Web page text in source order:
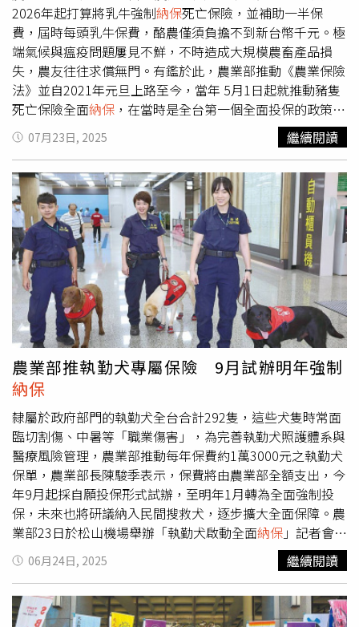
衛．坎德拉（David Kandela）在引導象群時遭攻擊，並被
象群拖入叢林，最終不幸喪命。康拉迪之死引發各界對野生
動物保護區安全規範的關注，專家提醒，即便是具多年經驗
的專業人士，也必須保持高度謹慎，因為大象雖看似溫和，
但在某些情況下可能表現出極端攻擊性。康拉迪長期致力於
野生動物保護，尤其對大象懷有高度熱情，經常親自拍攝牠
們。（圖／翻攝自Gondwana臉書）
2026年起打算將乳牛強制納保死亡保險，並補助一半保
費，屆時每頭乳牛保費，酪農僅須負擔不到新台幣千元。極
端氣候與瘟疫問題屢見不鮮，不時造成大規模農畜產品損
失，農友往往求償無門。有鑑於此，農業部推動《農業保險
法》並自2021年元旦上路至今，當年 5月1日起就推動豬隻
死亡保險全面納保 ，在當時是全台第一個全面投保的政策性
農業保險，希望透過保險降低農民損失，也防範死掉的家畜
遭受不當流用。農業部官員透露，2026年起，乳牛也將強
制納保，有望降低酪農損失，同樣也防範死牛遭不當流用，
屆時農業部也將補助一半保費，以現行每頭保費1,850元來
講，農戶僅需扛925元，不到千元。官員進一步指出，國內
目前投保「乳牛死亡保險」比率其實已破8成，以戶數來
講，投保酪農戶數已超過300戶。官員預告，2026年強制納
入全體乳牛死亡保險後，除了降低農民損失及防範死豬不當
流用，保護食安降低風險外，也能藉此強化農業部掌握乳牛
頭數，強化管理。曾任第三屆中華民國酪農協會理事長的酪
農戶顏志輝則回顧，家畜死亡一直都有提供保險，像一頭數
十萬的乳牛，有「乳牛死亡保險」更是行之有年，不過大多
是各地農會自行承辦，政府補助保險費大約3成左右，其實
並不多。酪農戶顏志輝（圖）直指極端氣候之下，乳牛死亡
保險100％
CTWant坦言，現在颱風風災還有高溫熱傷害等問題幾乎年
年來，小規模農戶面對農損真的吃不消，在酪農多次期盼增
加保費與補助規模，主管機關陸續重新設計保單後，未來有
能夠達到50％保費是功德一件，希望能如期上路，並加強宣
傳。
07月23日, 2025 繼續閱讀
農業部推執勤犬專屬保險 9月試辦明年強制
納保
隸屬於政府部門的執勤犬全台合計292隻，這些犬隻時常面
臨切割傷、中暑等「職業傷害」，為完善執勤犬照護體系與
醫療風險管理，農業部推動每年保費約1萬3000元之執勤犬
保單，農業部長陳駿季表示，保費將由農業部全額支出，今
年9月起採自願投保形式試辦，至明年1月轉為全面強制投
保，未來也將研議納入民間搜救犬，逐步擴大全面保障。農
業部23日於松山機場舉辦「執勤犬啟動全面納保 」記者會，
並邀請相關動保人士出席，台灣工作犬發展協會理事長關心
羚指出，執勤犬最常面臨的緊急危害為中暑、切割傷等，其
中又以中暑為最大宗，其次則還有癌症等疾病也不時發生，
但高額醫療費用也讓執勤單位及飼主承受沉重負擔。關心羚
06月24日, 2025 繼續閱讀